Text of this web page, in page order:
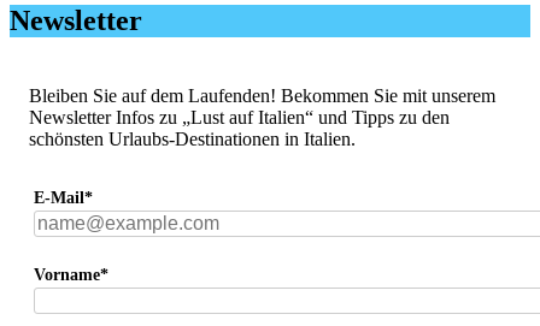
Newsletter
Bleiben Sie auf dem Laufenden! Bekommen Sie mit unserem
Newsletter Infos zu „Lust auf Italien“ und Tipps zu den
schönsten Urlaubs-Destinationen in Italien.
E-Mail*
Vorname*